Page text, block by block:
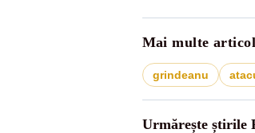
Mai multe
grindeanu
Urmărește știrile